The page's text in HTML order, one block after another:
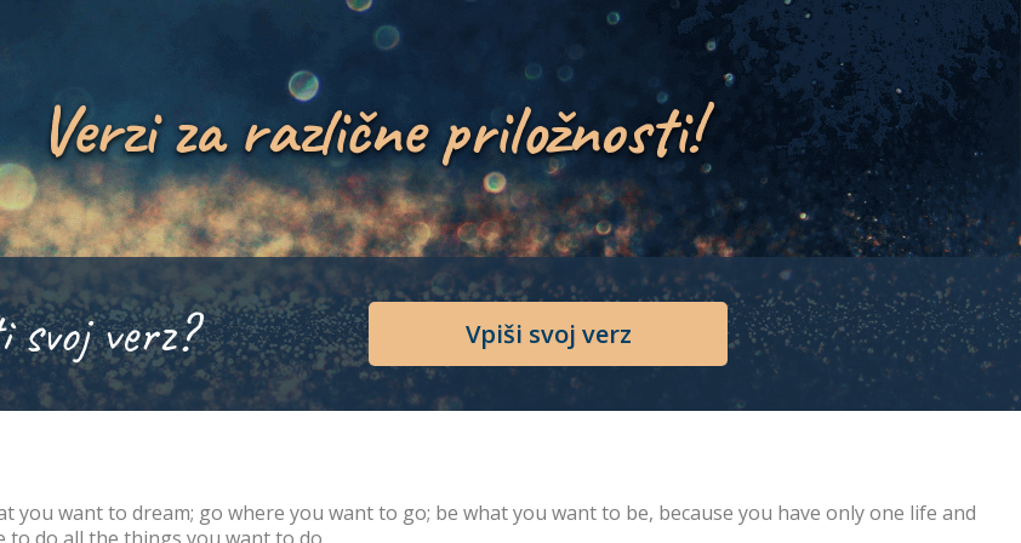
Verzi za različne priložnosti!
verz? Vpiši svoj verz
you want to dream; go where you want to go; be what you want to be, because you have only one life and